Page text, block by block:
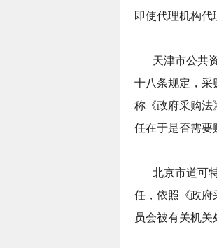
即使代理机构代
天津市公共
十八条规定，采
称《政府采购法
任在于是否需要
北京市道可
任，依照《政府
员会被有关机关